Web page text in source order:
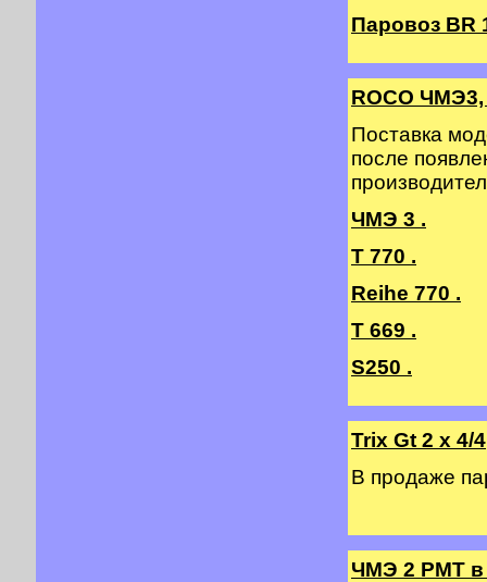
Паровоз BR
ROCO ЧМЭ3,
Поставка
после
ЧМЭ 3 .
T 770 .
Reihe 770 .
T 669 .
S250 .
Trix Gt 2 х 4/4
В продаже
ЧМЭ 2 PMT